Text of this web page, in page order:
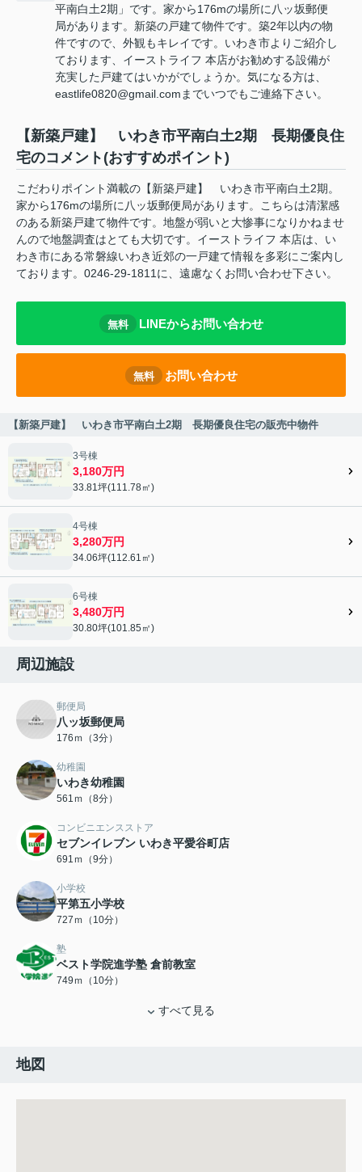
平南白土2期」です。家から176mの場所に八ッ坂郵便
局があります。新築の戸建て物件です。築2年以内の物
件ですので、外観もキレイです。いわき市よりご紹介し
ております、イーストライフ 本店がお勧めする設備が
充実した戸建てはいかがでしょうか。気になる方は、
eastlife0820@gmail.comまでいつでもご連絡下さい。
【新築戸建】 いわき市平南白土2期 長期優良住
宅のコメント(おすすめポイント)
こだわりポイント満載の【新築戸建】 いわき市平南白土2期。
家から176mの場所に八ッ坂郵便局があります。こちらは清潔感
のある新築戸建て物件です。地盤が弱いと大惨事になりかねませ
んので地盤調査はとても大切です。イーストライフ 本店は、い
わき市にある常磐線いわき近郊の一戸建て情報を多彩にご案内し
ております。0246-29-1811に、遠慮なくお問い合わせ下さい。
無料 LINEからお問い合わせ
無料 お問い合わせ
【新築戸建】 いわき市平南白土2期 長期優良住宅の販売中物件
3号棟
3,180万円
33.81坪(111.78㎡)
4号棟
3,280万円
34.06坪(112.61㎡)
6号棟
3,480万円
30.80坪(101.85㎡)
周辺施設
郵便局
八ッ坂郵便局
176ｍ（3分）
幼稚園
いわき幼稚園
561ｍ（8分）
コンビニエンスストア
セブンイレブン いわき平愛谷町店
691ｍ（9分）
小学校
平第五小学校
727ｍ（10分）
塾
ベスト学院進学塾 倉前教室
749ｍ（10分）
すべて見る
地図